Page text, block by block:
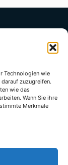
Technologien wie
zuzugreifen.
wie das
Wenn Sie ihre
Merkmale